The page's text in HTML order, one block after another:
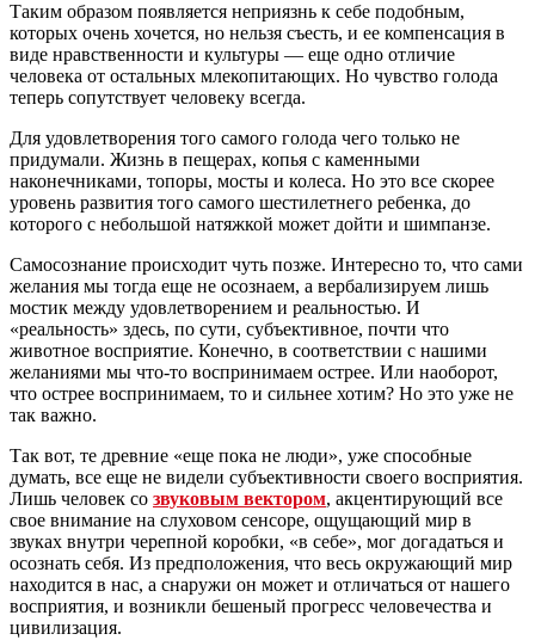
Таким образом появляется неприязнь к себе подобным,
которых очень хочется, но нельзя съесть, и ее компенсация в
виде нравственности и культуры — еще одно отличие
человека от остальных млекопитающих. Но чувство голода
теперь сопутствует человеку всегда.
Для удовлетворения того самого голода чего только не
придумали. Жизнь в пещерах, копья с каменными
наконечниками, топоры, мосты и колеса. Но это все скорее
уровень развития того самого шестилетнего ребенка, до
которого с небольшой натяжкой может дойти и шимпанзе.
Самосознание происходит чуть позже. Интересно то, что сами
желания мы тогда еще не осознаем, а вербализируем лишь
мостик между удовлетворением и реальностью. И
«реальность» здесь, по сути, субъективное, почти что
животное восприятие. Конечно, в соответствии с нашими
желаниями мы что-то воспринимаем острее. Или наоборот,
что острее воспринимаем, то и сильнее хотим? Но это уже не
так важно.
Так вот, те древние «еще пока не люди», уже способные
думать, все еще не видели субъективности своего восприятия.
Лишь человек со звуковым вектором, акцентирующий все
свое внимание на слуховом сенсоре, ощущающий мир в
звуках внутри черепной коробки, «в себе», мог догадаться и
осознать себя. Из предположения, что весь окружающий мир
находится в нас, а снаружи он может и отличаться от нашего
восприятия, и возникли бешеный прогресс человечества и
цивилизация.